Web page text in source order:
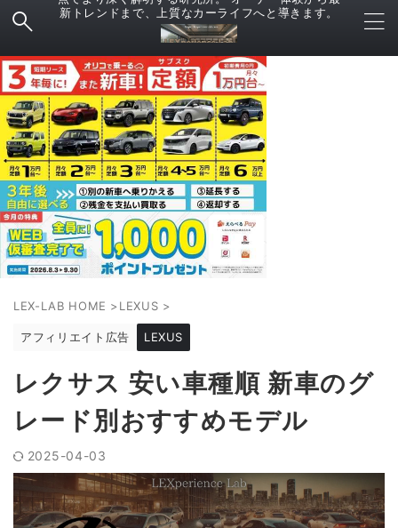
新トレンドまで、上質なカーライフへと導きます。
LEX-LAB HOME >LEXUS >
アフィリエイト広告 LEXUS
レクサス 安い車種順 新車のグ
レード別おすすめモデル
2025-04-03